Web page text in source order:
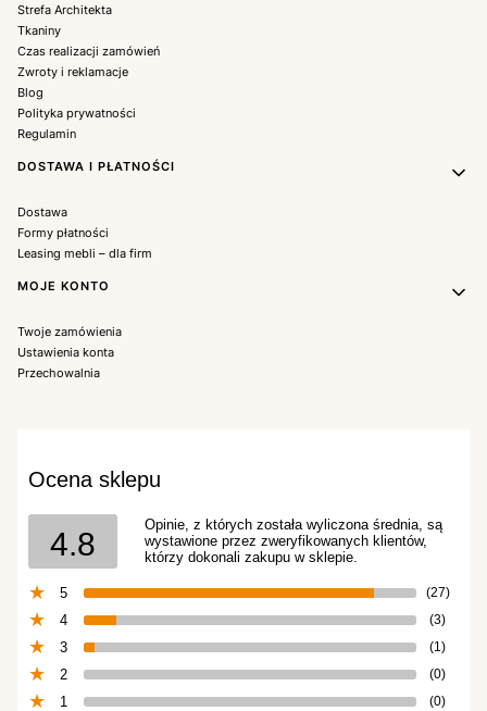
Strefa Architekta
Tkaniny
Czas realizacji zamówień
Zwroty i reklamacje
Blog
Polityka prywatności
Regulamin
DOSTAWA I PŁATNOŚCI
Dostawa
Formy płatności
Leasing mebli – dla firm
MOJE KONTO
Twoje zamówienia
Ustawienia konta
Przechowalnia
Ocena sklepu
4.8
Opinie, z których została wyliczona średnia, są
wystawione przez zweryfikowanych klientów,
którzy dokonali zakupu w sklepie.
5 (27)
4 (3)
3 (1)
2 (0)
1 (0)